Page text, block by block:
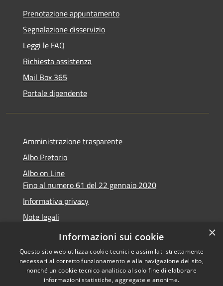
Prenotazione appuntamento
Segnalazione disservizio
Leggi le FAQ
Richiesta assistenza
Mail Box 365
Portale dipendente
Amministrazione trasparente
Albo Pretorio
Albo on Line
Fino al numero 61 del 22 gennaio 2020
Informativa privacy
Note legali
Dichiarazione di accessibilità
Copyright © 2026 • Comune di
×
Informazioni sui cookie
Questo sito web utilizza cookie tecnici e assimilati strettamente
necessari al corretto funzionamento e alla navigazione del sito,
nonché un cookie tecnico analitico al solo fine di elaborare
informazioni statistiche, aggregate e anonime.